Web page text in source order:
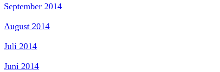
September 2014
August 2014
Juli 2014
Juni 2014